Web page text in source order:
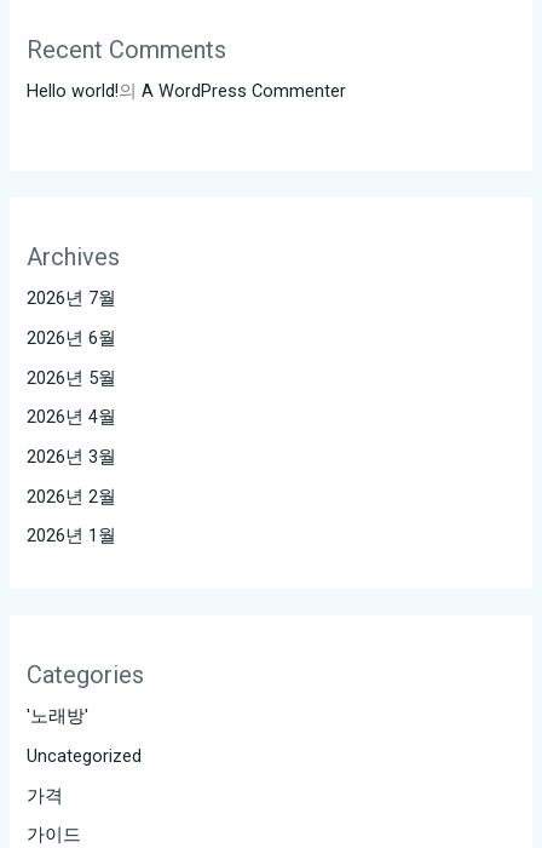
Recent Comments
Hello world!의A WordPress Commenter
Archives
2026년 7월
2026년 6월
2026년 5월
2026년 4월
2026년 3월
2026년 2월
2026년 1월
Categories
'노래방'
Uncategorized
가격
가이드